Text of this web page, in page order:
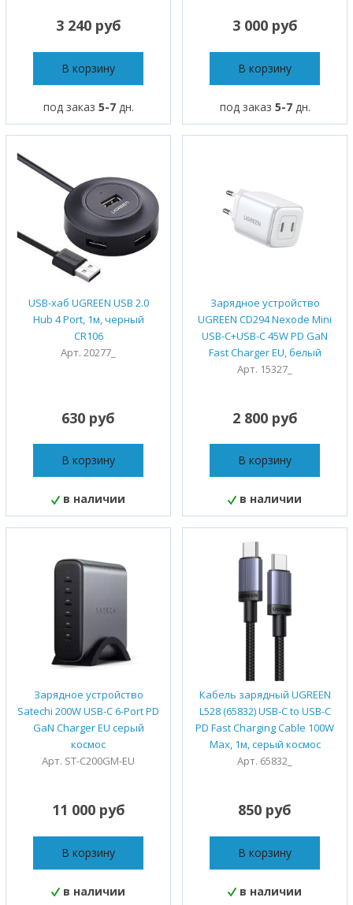
3 240 руб
В корзину
под заказ 5-7дн.
3 000 руб
В корзину
под заказ 5-7дн.
USB-хаб UGREEN USB 2.0
Hub 4 Port, 1м, черный
CR106
Арт. 20277_
630 руб
В корзину
в наличии
Зарядное устройство
UGREEN CD294 Nexode Mini
USB-C+USB-C 45W PD GaN
Fast Charger EU, белый
Арт. 15327_
2 800 руб
В корзину
в наличии
Зарядное устройство
Satechi 200W USB-C 6-Port PD
GaN Charger EU серый
космос
Арт. ST-C200GM-EU
11 000 руб
В корзину
в наличии
Кабель зарядный UGREEN
L528 (65832) USB-C to USB-C
PD Fast Charging Cable 100W
Max, 1м, серый космос
Арт. 65832_
850 руб
В корзину
в наличии